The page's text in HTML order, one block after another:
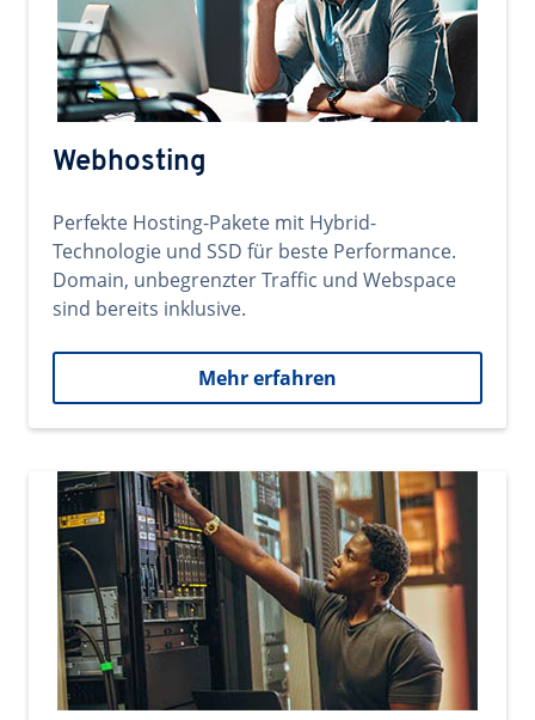
Webhosting
Perfekte Hosting-Pakete mit Hybrid-
Technologie und SSD für beste Performance.
Domain, unbegrenzter Traffic und Webspace
sind bereits inklusive.
Mehr erfahren